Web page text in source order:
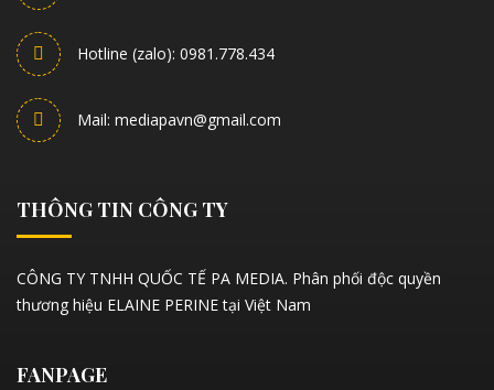
Hotline (zalo): 0981.778.434
Mail: mediapavn@gmail.com
THÔNG TIN CÔNG TY
CÔNG TY TNHH QUỐC TẾ PA MEDIA. Phân phối độc quyền
thương hiệu ELAINE PERINE tại Việt Nam
FANPAGE